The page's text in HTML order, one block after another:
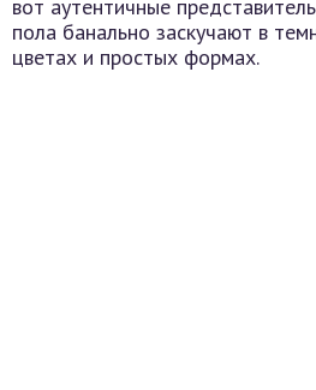
вот аутентичные
пола банально заскучают в
цветах и простых формах.